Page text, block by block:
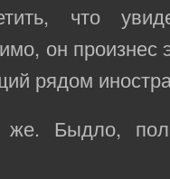
что
он произнес
рядом
Быдло,